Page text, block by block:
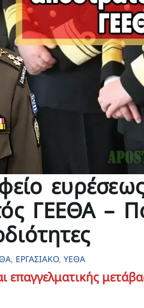
ΓΕΕΘΑ –
, ΕΡΓΑΣΙΑΚΟ,ΥΕΘΑ
επαγγελματικής